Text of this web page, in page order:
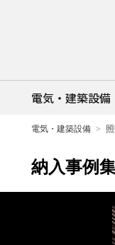
電気・建築設備
電気・建築設備
納入事例